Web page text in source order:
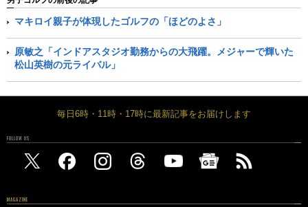
マキロイ親子が体現したゴルフの「ほどのよさ」
原敏之「インドアスタジオ勤務からの大飛躍。メジャーで輝いた
松山英樹の元ライバル」
毎日6時・11時・17時に最新記事をお届けします
FOLLOW US
MAGAZINE